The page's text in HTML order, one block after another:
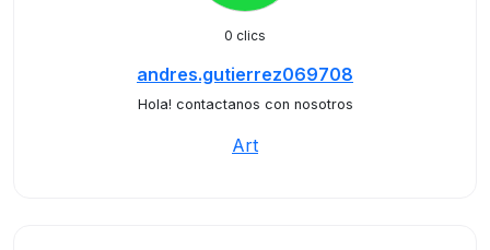
0 clics
andres.gutierrez069708
Hola! contactanos con nosotros
Art